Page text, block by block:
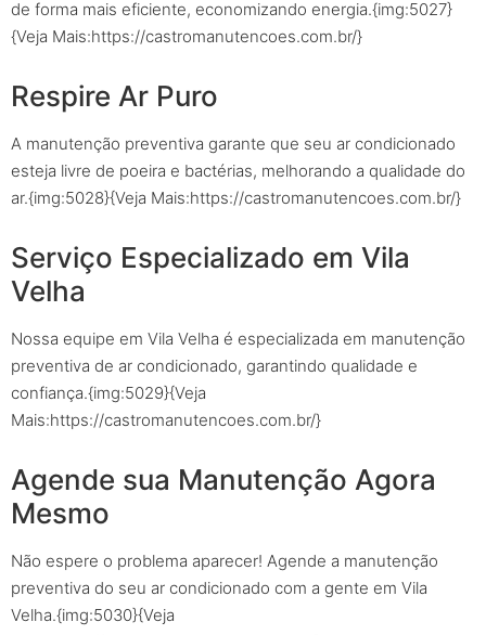
de forma mais eficiente, economizando energia.{img:5027}
{Veja Mais:https://castromanutencoes.com.br/}
Respire Ar Puro
A manutenção preventiva garante que seu ar condicionado
esteja livre de poeira e bactérias, melhorando a qualidade do
ar.{img:5028}{Veja Mais:https://castromanutencoes.com.br/}
Serviço Especializado em Vila
Velha
Nossa equipe em Vila Velha é especializada em manutenção
preventiva de ar condicionado, garantindo qualidade e
confiança.{img:5029}{Veja
Mais:https://castromanutencoes.com.br/}
Agende sua Manutenção Agora
Mesmo
Não espere o problema aparecer! Agende a manutenção
preventiva do seu ar condicionado com a gente em Vila
Velha.{img:5030}{Veja